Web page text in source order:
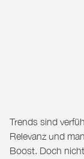
Trends sind
Relevanz und
Boost. Doch